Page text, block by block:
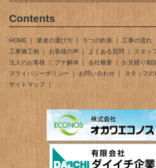
Contents
HOME 業者の選び方 ５つの約束 工事の流れ
工事施工例
お客様の声 よくある質問
スタッ
法人のお客様
プチ解体 会社概要
お見積り相
プライバシーポリシー
お問い合わせ
スタッフの
サイトマップ